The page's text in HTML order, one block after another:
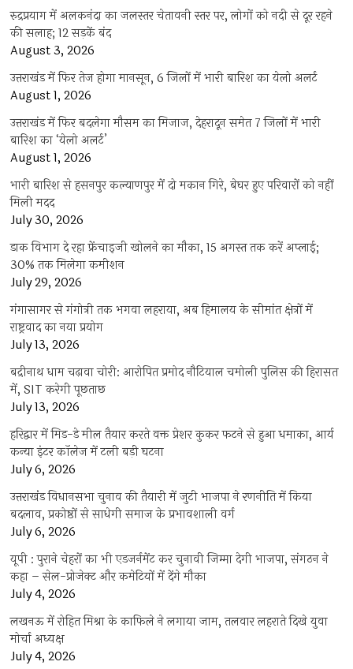
रुद्रप्रयाग में अलकनंदा का जलस्तर चेतावनी स्तर पर, लोगों को नदी से दूर रहने
की सलाह; 12 सड़कें बंद
August 3, 2026
उत्तराखंड में फिर तेज होगा मानसून, 6 जिलों में भारी बारिश का येलो अलर्ट
August 1, 2026
उत्तराखंड में फिर बदलेगा मौसम का मिजाज, देहरादून समेत 7 जिलों में भारी
बारिश का ‘येलो अलर्ट’
August 1, 2026
भारी बारिश से हसनपुर कल्याणपुर में दो मकान गिरे, बेघर हुए परिवारों को नहीं
मिली मदद
July 30, 2026
डाक विभाग दे रहा फ्रेंचाइजी खोलने का मौका, 15 अगस्त तक करें अप्लाई;
30% तक मिलेगा कमीशन
July 29, 2026
गंगासागर से गंगोत्री तक भगवा लहराया, अब हिमालय के सीमांत क्षेत्रों में
राष्ट्रवाद का नया प्रयोग
July 13, 2026
बद्रीनाथ धाम चढ़ावा चोरी: आरोपित प्रमोद नौटियाल चमोली पुलिस की हिरासत
में, SIT करेगी पूछताछ
July 13, 2026
हरिद्वार में मिड-डे मील तैयार करते वक्त प्रेशर कुकर फटने से हुआ धमाका, आर्य
कन्या इंटर कॉलेज में टली बड़ी घटना
July 6, 2026
उत्तराखंंड विधानसभा चुनाव की तैयारी में जुटी भाजपा ने रणनीति में किया
बदलाव, प्रकोष्ठों से साधेगी समाज के प्रभावशाली वर्ग
July 6, 2026
यूपी : पुराने चेहरों का भी एडजर्नमेंट कर चुनावी जिम्मा देगी भाजपा, संगठन ने
कहा – सेल-प्रोजेक्ट और कमेटियों में देंगे मौका
July 4, 2026
लखनऊ में रोहित मिश्रा के काफिले ने लगाया जाम, तलवार लहराते दिखे युवा
मोर्चा अध्यक्ष
July 4, 2026